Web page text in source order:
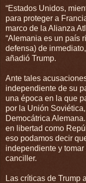
“Estados Unidos,
para proteger a
marco de la Alianza
“Alemania es un país
defensa) de
añadió Trump.
Ante tales
independiente de su
una época en la que
por la Unión
Democátrica
en libertad como
eso podamos decir
independiente y
canciller.
Las críticas de Trump